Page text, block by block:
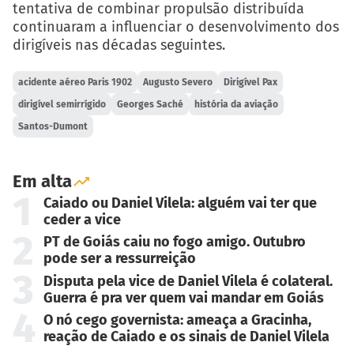
tentativa de combinar propulsão distribuída
continuaram a influenciar o desenvolvimento dos
dirigíveis nas décadas seguintes.
acidente aéreo Paris 1902 Augusto Severo Dirigível Pax
dirigível semirrígido Georges Saché história da aviação
Santos-Dumont
Em alta
Caiado ou Daniel Vilela: alguém vai ter que
ceder a vice
PT de Goiás caiu no fogo amigo. Outubro
pode ser a ressurreição
Disputa pela vice de Daniel Vilela é colateral.
Guerra é pra ver quem vai mandar em Goiás
O nó cego governista: ameaça a Gracinha,
reação de Caiado e os sinais de Daniel Vilela